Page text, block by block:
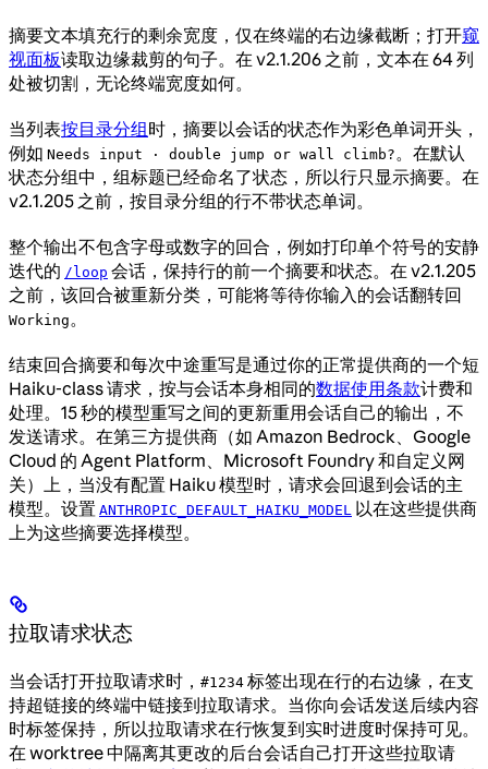
摘要文本填充行的剩余宽度，仅在终端的右边缘截断；打开窥
视面板读取边缘裁剪的句子。在 v2.1.206 之前，文本在 64 列
处被切割，无论终端宽度如何。
当列表按目录分组时，摘要以会话的状态作为彩色单词开头，
例如 Needs input · double jump or wall climb? 。在默认
状态分组中，组标题已经命名了状态，所以行只显示摘要。在
v2.1.205 之前，按目录分组的行不带状态单词。
整个输出不包含字母或数字的回合，例如打印单个符号的安静
迭代的 /loop 会话，保持行的前一个摘要和状态。在 v2.1.205
之前，该回合被重新分类，可能将等待你输入的会话翻转回
Working 。
结束回合摘要和每次中途重写是通过你的正常提供商的一个短
Haiku-class 请求，按与会话本身相同的数据使用条款计费和
处理。15 秒的模型重写之间的更新重用会话自己的输出，不
发送请求。在第三方提供商（如 Amazon Bedrock、Google
Cloud 的 Agent Platform、Microsoft Foundry 和自定义网
关）上，当没有配置 Haiku 模型时，请求会回退到会话的主
模型。设置 ANTHROPIC_DEFAULT_HAIKU_MODEL 以在这些提供商
上为这些摘要选择模型。
拉取请求状态
当会话打开拉取请求时， #1234 标签出现在行的右边缘，在支
持超链接的终端中链接到拉取请求。当你向会话发送后续内容
时标签保持，所以拉取请求在行恢复到实时进度时保持可见。
在 worktree 中隔离其更改的后台会话自己打开这些拉取请